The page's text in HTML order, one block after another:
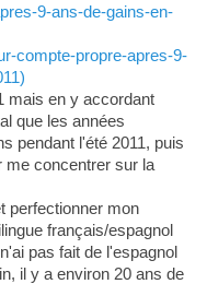
9-ans-de-gains-en-
compte-propre-apres-9-
mais en y accordant
que les années
pendant l'été 2011, puis
me concentrer sur la
perfectionner mon
français/espagnol
pas fait de l'espagnol
il y a environ 20 ans de